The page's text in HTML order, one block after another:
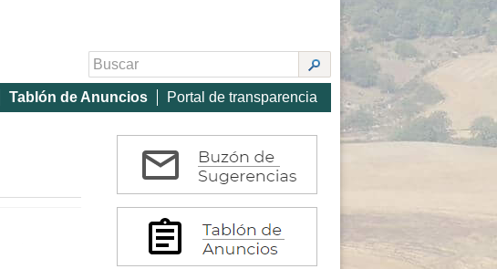
Tablón de Anuncios Portal de transparencia